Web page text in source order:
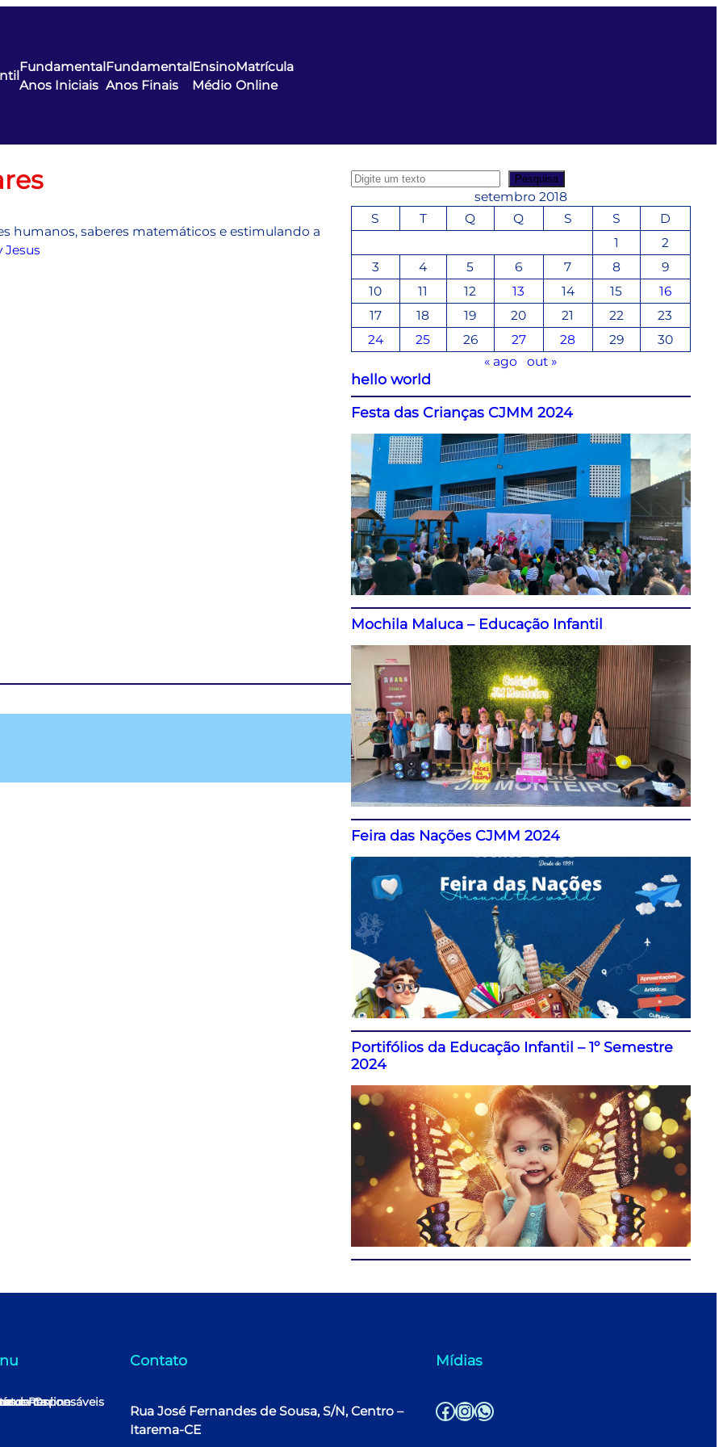
Fundamental
Anos Iniciais
Fundamental
Anos Finais
Ensino
Médio
Matrícula
Online
humanos, saberes matemáticos e estimulando a
P
q
u
r
Pesquisa
setembro 2018
S
T Q Q S S
D
1
2
3
4 5 6 7 8
9
10
11 12 13 14 15
16
17
18 19 20 21 22
23
24
25 26 27 28 29
30
« ago
out »
hello world
Festa das Crianças CJMM 2024
Mochila Maluca – Educação Infantil
Feira das Nações CJMM 2024
Portifólios da Educação Infantil – 1º Semestre
2024
contaOnline
e Responsáveis
Contato
Rua José Fernandes de Sousa, S/N, Centro –
Itarema-CE
Mídias
Facebook InstagramWhatsApp